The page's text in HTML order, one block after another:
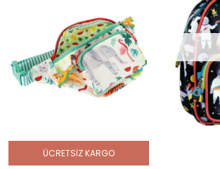
ÜCRETSIZ KARGO